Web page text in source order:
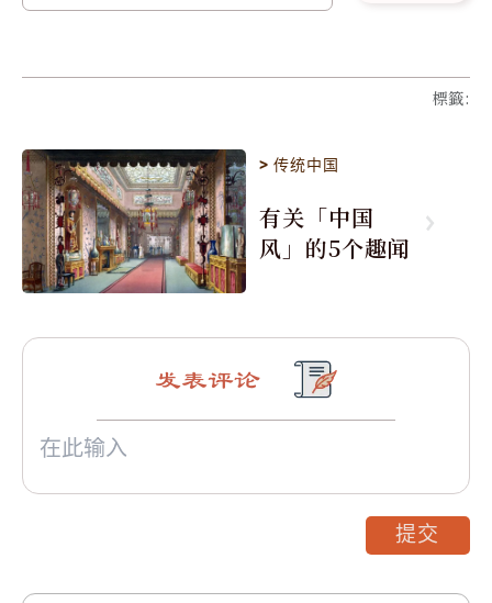
標籤:
>传统中国
有关「中国
风」的5个趣闻
发表评论
提交